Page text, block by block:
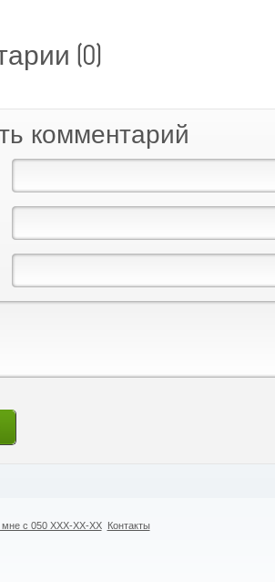
(0)
комментарий
мне с 050 XXX-XX-XX Контакты